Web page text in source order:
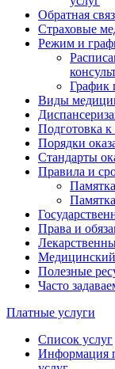
Обратная
Страховые
Режим и
График
Виды
Подготовка
Порядки
Стандарты
Правила и
Права и
Полезные
Часто
Платные услуги
Список услуг
Информация